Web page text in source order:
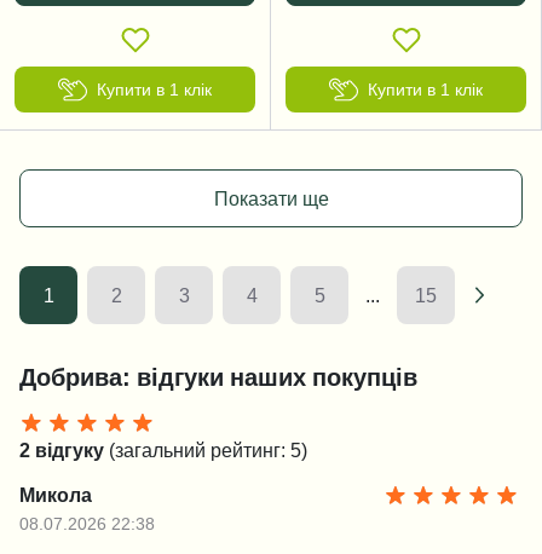
Купити в 1 клік Купити в 1 клік
Показати ще
1 2 3 4 5 15
Добрива: відгуки наших покупців
2 відгуку (загальний рейтинг: 5)
Микола
08.07.2026 22:38